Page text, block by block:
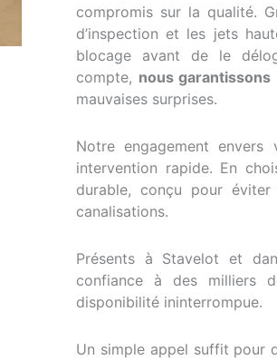
compromis sur la qualité.
d’inspection et les jets
blocage avant de le
compte, nous garantissons
mauvaises surprises.
Notre engagement envers
intervention rapide. En
durable, conçu pour
canalisations.
Présents à Stavelot et
confiance à des milliers
disponibilité ininterrompue.
Un simple appel suffit pour